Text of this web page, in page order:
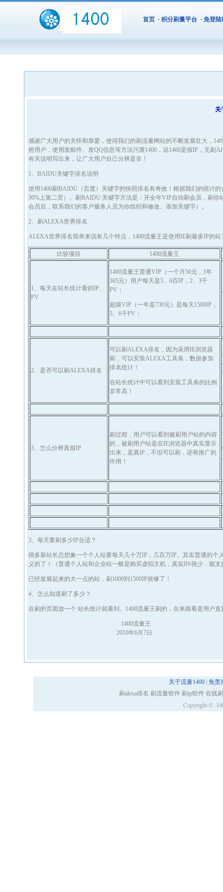
首页 · 积分刷量平台 · 免登陆
关
感谢广大用户的关怀和厚爱，使得我们的刷流量网站的不断发展壮大，
抢用户，使用发邮件、发QQ信息等方法污蔑1400，说1400是假IP，无
有关说明写出来，让广大用户自己分辨是非！
1、BAIDU关键字排名说明
使用1400刷BAIDU（百度）关键字的快照排名有奇效！根据我们的统计
30%上第二页）。刷BAIDU 关键字方法是：开全年VIP自动刷会员，刷
会员后，联系我们的客户服务人员为你组织和修改、添加关键字）。
2、刷ALEXA世界排名
ALEXA世界排名简单来说有几个特点，1400流量王是使用IE刷最多IP的
比较项目 1400流量王
1、每天在站长统计看的IP、
PV
1400流量王普通VIP（一个月50元，1年
365元）用户每天是5、6百IP，2、3千
PV；
超级VIP（一年是730元）是每天1500IP，
5、6千PV；
2、是否可以刷ALEXA排名
可以刷ALEXA排名，因为采用IE浏览器
刷，可以安装ALEXA工具条，数据参加
排名统计！
在站长统计中可以看到安装工具条的比例
非常高！
3、怎么分辨真假IP
刷过程，用户可以看到被刷用户站的内容
的，被刷用户站是在IE浏览器中真实显示
出来，是真IP，不但可以刷，还有推广的
作用！
3、每天要刷多少IP合适？
很多新站长总想象一个个人站要每天几十万IP，几百万IP。其实普通的
义的了！（普通个人站和企业站一般是购买虚拟主机，真实IIS很少，能
已经发展起来的大一点的站，刷1000到1500IP就够了！
4、怎么知道刷了多少？
在刷的页面放一个 站长统计就看到。1400流量王刷的，在来路看是用户
1400流量王
2010年6月7日
关于流量1400 免责
刷alexa排名 刷流量软件 刷ip软件 在线
Copyright ©